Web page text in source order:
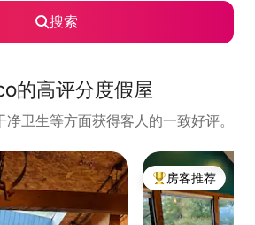
搜索
的高评分度假屋
卫生等方面获得客人的一致好评。
热门「房客推荐」
房客推荐